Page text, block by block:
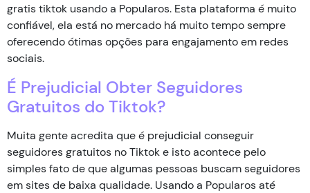
gratis tiktok usando a Popularos. Esta plataforma é muito
confiável, ela está no mercado há muito tempo sempre
oferecendo ótimas opções para engajamento em redes
sociais.
É Prejudicial Obter Seguidores
Gratuitos do Tiktok?
Muita gente acredita que é prejudicial conseguir
seguidores gratuitos no Tiktok e isto acontece pelo
simples fato de que algumas pessoas buscam seguidores
em sites de baixa qualidade. Usando a Popularos até